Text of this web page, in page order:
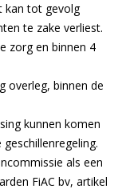
kan tot gevolg
te zake verliest.
zorg en binnen 4
overleg, binnen de
kunnen komen
als een
FiAC bv, artikel